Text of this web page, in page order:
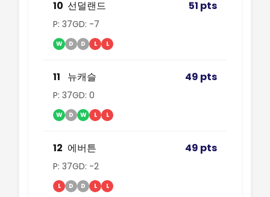
10 선덜랜드 51 pts
P: 37GD: -7
W D D L L
11 뉴캐슬 49 pts
P: 37GD: 0
W D W L L
12 에버튼 49 pts
P: 37GD: -2
L D D L L